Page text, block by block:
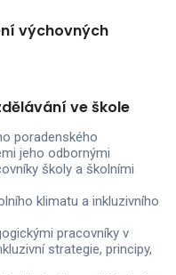
výchovných
ve škole
poradenského
jeho odbornými
školy a školními
klimatu a inkluzivního
pracovníky v
strategie, principy,